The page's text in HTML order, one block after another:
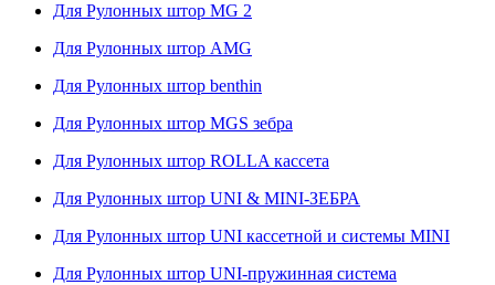
Для Рулонных штор MG 2
Для Рулонных штор AMG
Для Рулонных штор benthin
Для Рулонных штор MGS зебра
Для Рулонных штор ROLLA кассета
Для Рулонных штор UNI & MINI-ЗЕБРА
Для Рулонных штор UNI кассетной и системы MINI
Для Рулонных штор UNI-пружинная система